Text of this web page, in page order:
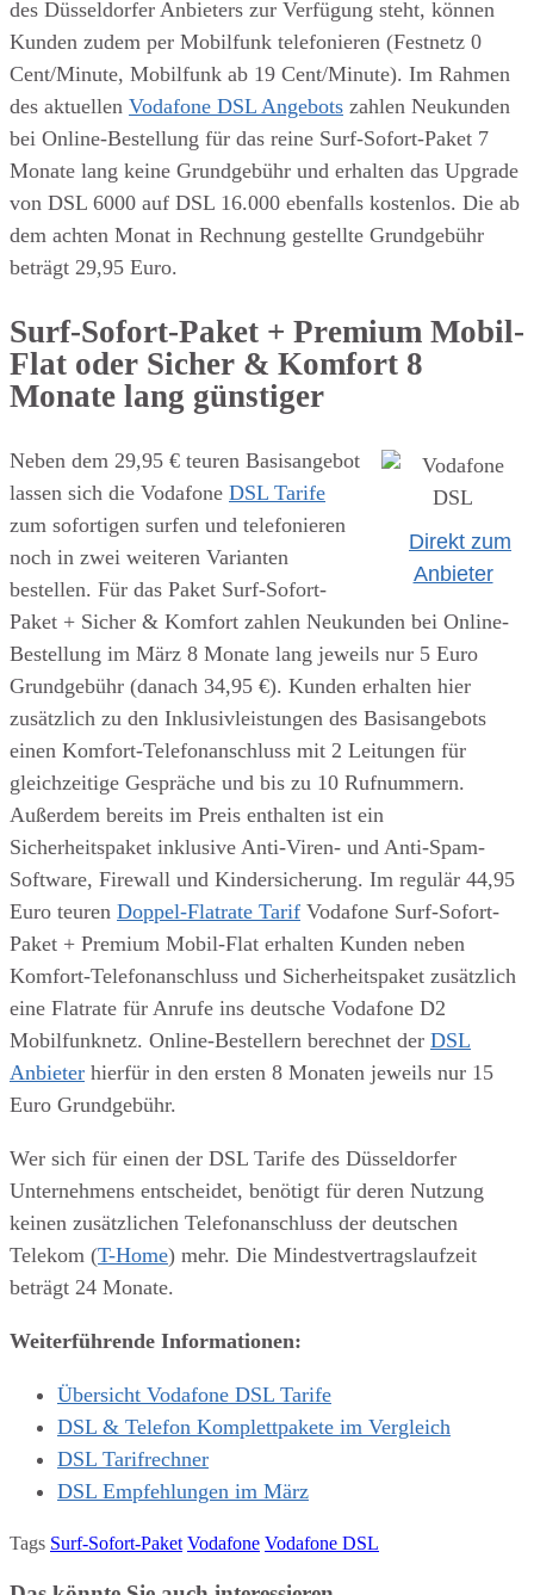
des Düsseldorfer Anbieters zur Verfügung steht, können
Kunden zudem per Mobilfunk telefonieren (Festnetz 0
Cent/Minute, Mobilfunk ab 19 Cent/Minute). Im Rahmen
des aktuellen Vodafone DSL Angebots zahlen Neukunden
bei Online-Bestellung für das reine Surf-Sofort-Paket 7
Monate lang keine Grundgebühr und erhalten das Upgrade
von DSL 6000 auf DSL 16.000 ebenfalls kostenlos. Die ab
dem achten Monat in Rechnung gestellte Grundgebühr
beträgt 29,95 Euro.
Surf-Sofort-Paket + Premium Mobil-
Flat oder Sicher & Komfort 8
Monate lang günstiger
Direkt zum
Anbieter
Neben dem 29,95 € teuren Basisangebot
lassen sich die Vodafone DSL Tarife
zum sofortigen surfen und telefonieren
noch in zwei weiteren Varianten
bestellen. Für das Paket Surf-Sofort-
Paket + Sicher & Komfort zahlen Neukunden bei Online-
Bestellung im März 8 Monate lang jeweils nur 5 Euro
Grundgebühr (danach 34,95 €). Kunden erhalten hier
zusätzlich zu den Inklusivleistungen des Basisangebots
einen Komfort-Telefonanschluss mit 2 Leitungen für
gleichzeitige Gespräche und bis zu 10 Rufnummern.
Außerdem bereits im Preis enthalten ist ein
Sicherheitspaket inklusive Anti-Viren- und Anti-Spam-
Software, Firewall und Kindersicherung. Im regulär 44,95
Euro teuren Doppel-Flatrate Tarif Vodafone Surf-Sofort-
Paket + Premium Mobil-Flat erhalten Kunden neben
Komfort-Telefonanschluss und Sicherheitspaket zusätzlich
eine Flatrate für Anrufe ins deutsche Vodafone D2
Mobilfunknetz. Online-Bestellern berechnet der DSL
Anbieter hierfür in den ersten 8 Monaten jeweils nur 15
Euro Grundgebühr.
Wer sich für einen der DSL Tarife des Düsseldorfer
Unternehmens entscheidet, benötigt für deren Nutzung
keinen zusätzlichen Telefonanschluss der deutschen
Telekom (T-Home) mehr. Die Mindestvertragslaufzeit
beträgt 24 Monate.
Weiterführende Informationen:
Übersicht Vodafone DSL Tarife
DSL & Telefon Komplettpakete im Vergleich
DSL Tarifrechner
DSL Empfehlungen im März
Tags Surf-Sofort-Paket Vodafone Vodafone DSL